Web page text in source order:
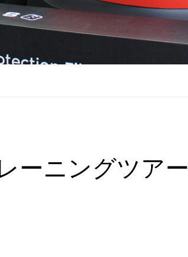
ーニングツアー